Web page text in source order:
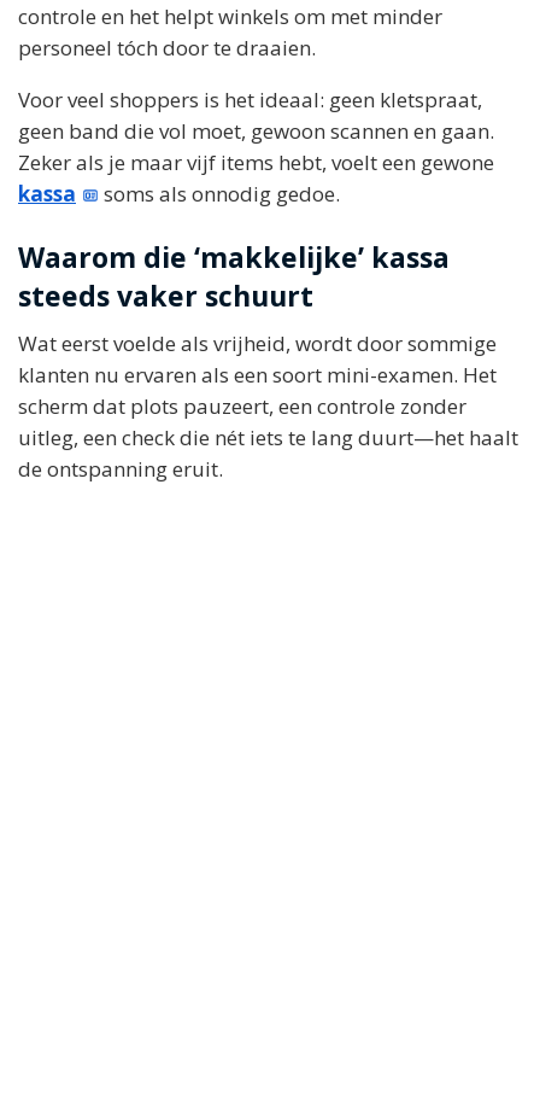
controle en het helpt winkels om met minder
personeel tóch door te draaien.
Voor veel shoppers is het ideaal: geen kletspraat,
geen band die vol moet, gewoon scannen en gaan.
Zeker als je maar vijf items hebt, voelt een gewone
kassa
soms als onnodig gedoe.
Waarom die ‘makkelijke’ kassa
steeds vaker schuurt
Wat eerst voelde als vrijheid, wordt door sommige
klanten nu ervaren als een soort mini-examen. Het
scherm dat plots pauzeert, een controle zonder
uitleg, een check die nét iets te lang duurt—het haalt
de ontspanning eruit.